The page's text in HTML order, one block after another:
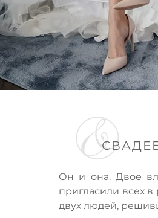
Он и она. Двое
пригласили всех в
двух людей,